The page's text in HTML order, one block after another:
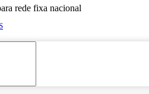
rede fixa nacional